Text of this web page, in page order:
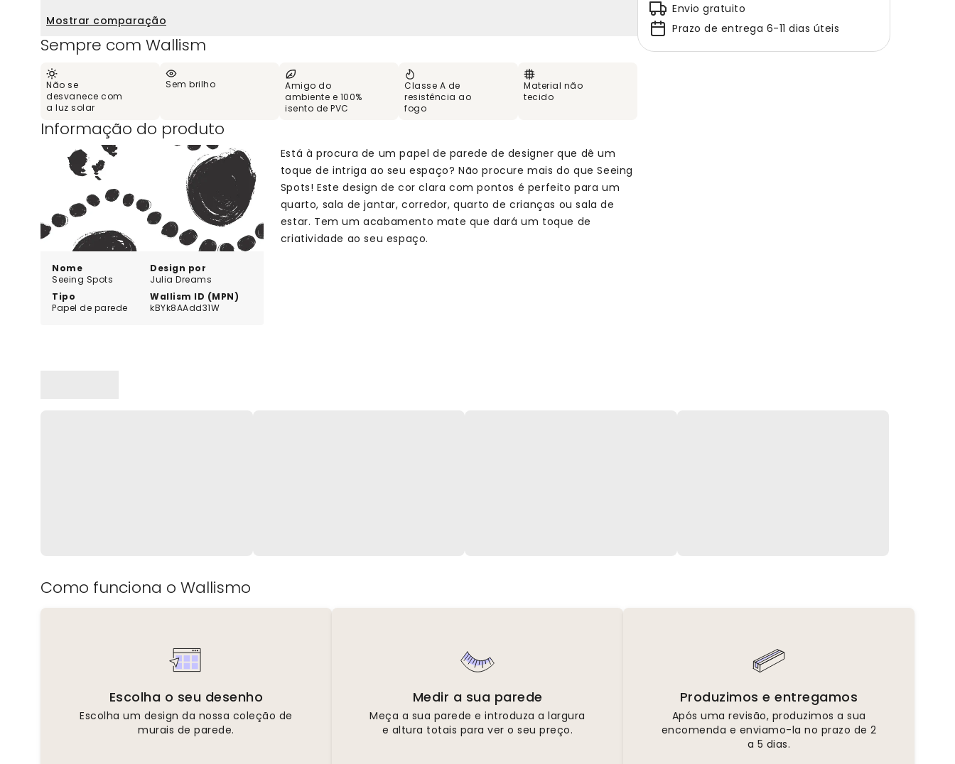
Mostrar comparação
Sempre com Wallism
Não se
desvanece com
a luz solar
Sem brilho
Amigo do
ambiente e 100%
isento de PVC
Classe A de
resistência ao
fogo
Material não
tecido
Informação do produto
Nome
Seeing Spots
Design por
Julia Dreams
Tipo
Papel de parede
Wallism ID (MPN)
kBYk8AAdd31W
Está à procura de um papel de parede de designer que dê um
toque de intriga ao seu espaço? Não procure mais do que Seeing
Spots! Este design de cor clara com pontos é perfeito para um
quarto, sala de jantar, corredor, quarto de crianças ou sala de
estar. Tem um acabamento mate que dará um toque de
criatividade ao seu espaço.
Envio gratuito
Prazo de entrega 6-11 dias úteis
Como funciona o Wallismo
Escolha o seu desenho
Escolha um design da nossa coleção de
murais de parede.
Medir a sua parede
Meça a sua parede e introduza a largura
e altura totais para ver o seu preço.
Produzimos e entregamos
Após uma revisão, produzimos a sua
encomenda e enviamo-la no prazo de 2
a 5 dias.